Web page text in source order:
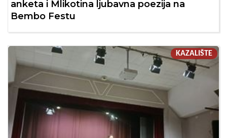
anketa i Mlikotina ljubavna poezija na
Bembo Festu
KAZALIŠTE